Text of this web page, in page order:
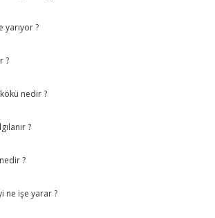
yarıyor ?
?
nedir ?
?
?
ne işe yarar ?